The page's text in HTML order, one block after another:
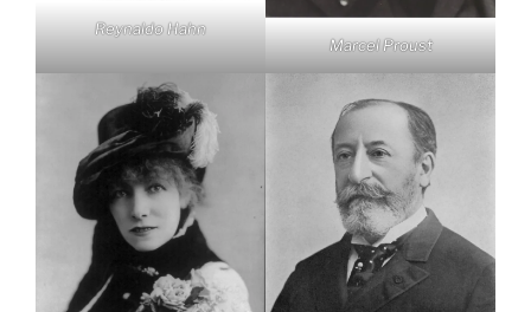
Reynaldo Hahn
Marcel Proust